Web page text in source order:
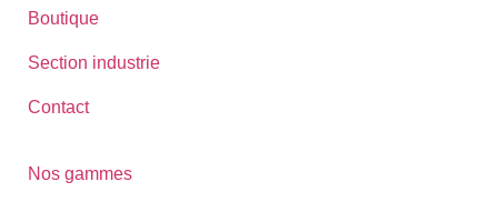
Boutique
Section industrie
Contact
Nos gammes